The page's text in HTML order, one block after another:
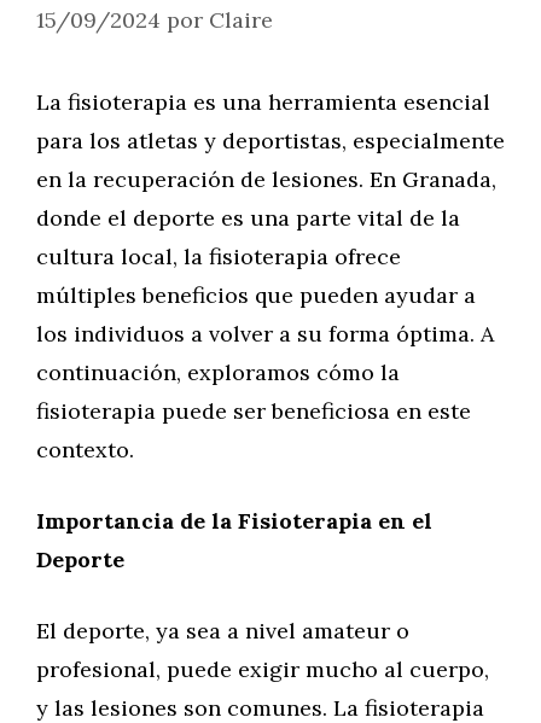
15/09/2024 por Claire
La fisioterapia es una herramienta esencial
para los atletas y deportistas, especialmente
en la recuperación de lesiones. En Granada,
donde el deporte es una parte vital de la
cultura local, la fisioterapia ofrece
múltiples beneficios que pueden ayudar a
los individuos a volver a su forma óptima. A
continuación, exploramos cómo la
fisioterapia puede ser beneficiosa en este
contexto.
Importancia de la Fisioterapia en el
Deporte
El deporte, ya sea a nivel amateur o
profesional, puede exigir mucho al cuerpo,
y las lesiones son comunes. La fisioterapia